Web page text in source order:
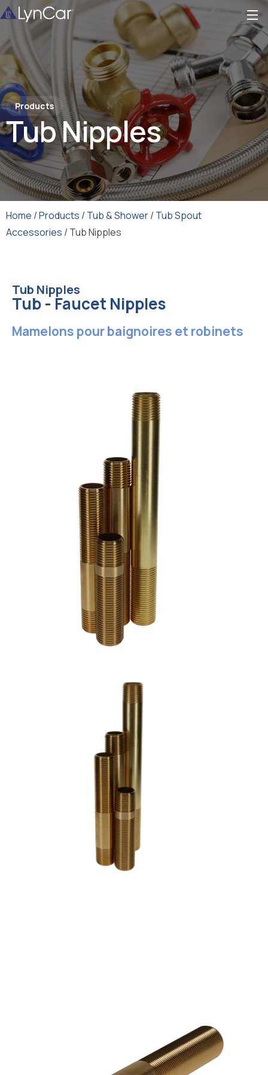
Products
Tub Nipples
Home /Products / Tub & Shower/ Tub Spout
Accessories / Tub Nipples
Tub Nipples
Tub - Faucet Nipples
Mamelons pour baignoires et robinets